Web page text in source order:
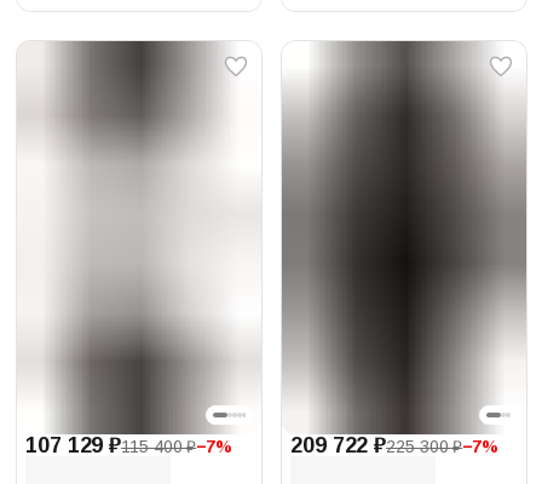
107 129 ₽115 400 ₽−7% 209 722 ₽225 300 ₽−7%